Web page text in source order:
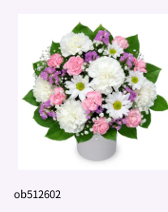
ob512602